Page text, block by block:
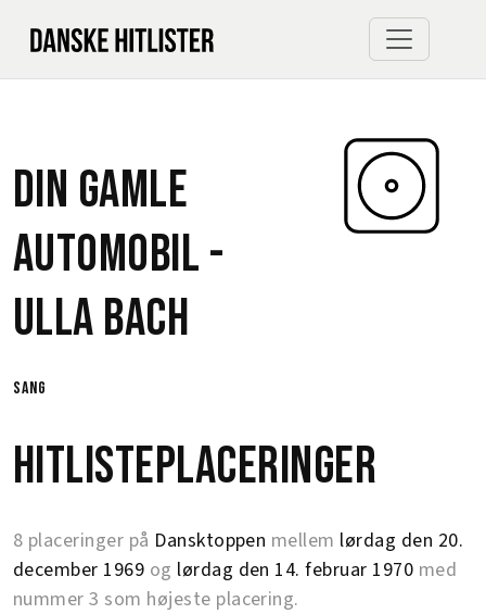
Din Gamle
Automobil -
Ulla Bach
sang
Hitlisteplaceringer
8 placeringer på Dansktoppen mellem lørdag den 20.
december 1969 og lørdag den 14. februar 1970 med
nummer 3 som højeste placering.